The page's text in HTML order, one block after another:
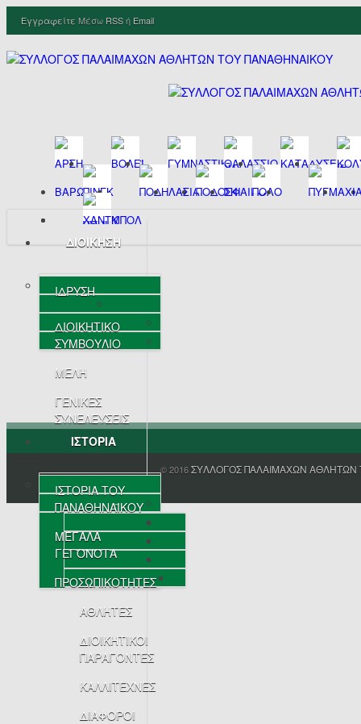
Εγγραφείτε Μέσω RSSή Email
ΔΙΟΙΚΗΣΗ
ΙΔΡΥΣΗ
ΔΙΟΙΚΗΤΙΚΟ
ΣΥΜΒΟΥΛΙΟ
ΜΕΛΗ
ΓΕΝΙΚΕΣ
ΣΥΝΕΛΕΥΣΕΙΣ
ΙΣΤΟΡΙΑ
ΙΣΤΟΡΙΑ ΤΟΥ
ΠΑΝΑΘΗΝΑΪΚΟΥ
ΜΕΓΑΛΑ
ΓΕΓΟΝΟΤΑ
ΠΡΟΣΩΠΙΚΟΤΗΤΕΣ
ΑΘΛΗΤΕΣ
ΔΙΟΙΚΗΤΙΚΟΙ
ΠΑΡΑΓΟΝΤΕΣ
ΚΑΛΛΙΤΕΧΝΕΣ
ΔΙΑΦΟΡΟΙ
© 2016ΣΥΛΛΟΓΟΣ ΠΑΛΑΙΜΑΧΩΝ ΑΘΛΗΤΩΝ